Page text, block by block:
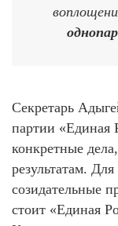
Секретарь
партии «Единая
конкретные
результатам.
созидательные
стоит «Единая